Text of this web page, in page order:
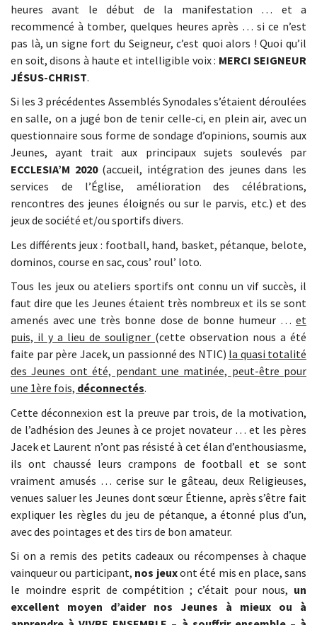
heures avant le début de la manifestation … et a
recommencé à tomber, quelques heures après … si ce n’est
pas là, un signe fort du Seigneur, c’est quoi alors ! Quoi qu’il
en soit, disons à haute et intelligible voix : MERCI SEIGNEUR
JÉSUS-CHRIST.
Si les 3 précédentes Assemblés Synodales s’étaient déroulées
en salle, on a jugé bon de tenir celle-ci, en plein air, avec un
questionnaire sous forme de sondage d’opinions, soumis aux
Jeunes, ayant trait aux principaux sujets soulevés par
ECCLESIA’M 2020 (accueil, intégration des jeunes dans les
services de l’Église, amélioration des célébrations,
rencontres des jeunes éloignés ou sur le parvis, etc.) et des
jeux de société et/ou sportifs divers.
Les différents jeux : football, hand, basket, pétanque, belote,
dominos, course en sac, cous’ roul’ loto.
Tous les jeux ou ateliers sportifs ont connu un vif succès, il
faut dire que les Jeunes étaient très nombreux et ils se sont
amenés avec une très bonne dose de bonne humeur … et
puis, il y a lieu de souligner (cette observation nous a été
faite par père Jacek, un passionné des NTIC) la quasi totalité
des Jeunes ont été, pendant une matinée, peut-être pour
une 1ère fois, déconnectés.
Cette déconnexion est la preuve par trois, de la motivation,
de l’adhésion des Jeunes à ce projet novateur … et les pères
Jacek et Laurent n’ont pas résisté à cet élan d’enthousiasme,
ils ont chaussé leurs crampons de football et se sont
vraiment amusés … cerise sur le gâteau, deux Religieuses,
venues saluer les Jeunes dont sœur Étienne, après s’être fait
expliquer les règles du jeu de pétanque, a étonné plus d’un,
avec des pointages et des tirs de bon amateur.
Si on a remis des petits cadeaux ou récompenses à chaque
vainqueur ou participant, nos jeuxont été mis en place, sans
le moindre esprit de compétition ; c’était pour nous, un
excellent moyen d’aider nos Jeunes à mieux ou à